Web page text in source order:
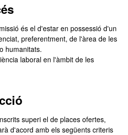
és el d'estar en possessió d'un
preferentment, de l'àrea de les
humanitats.
laboral en l'àmbit de les
superi el de places ofertes,
d'acord amb els següents criteris